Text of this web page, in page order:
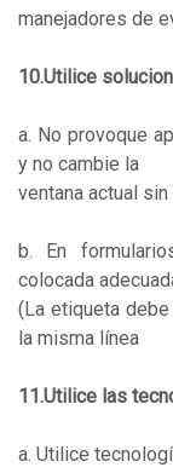
manejadores de
10.Utilice
a. No provoque
y no cambie la
ventana actual
b. En
colocada
(La etiqueta
la misma línea
11.Utilice las
a. Utilice